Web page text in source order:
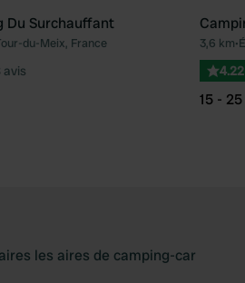
Préféré
Du Surchauffant
du-Meix, France
avis
3,6 km•
4.22
15 - 25
les aires de camping-car